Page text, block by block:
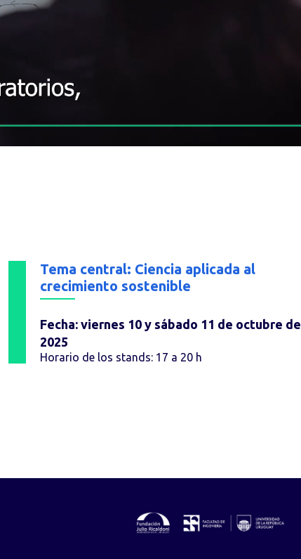
Tema central: Ciencia aplicada al
crecimiento sostenible
Fecha: viernes 10 y sábado 11 de octubre de
2025
Horario de los stands: 17 a 20 h